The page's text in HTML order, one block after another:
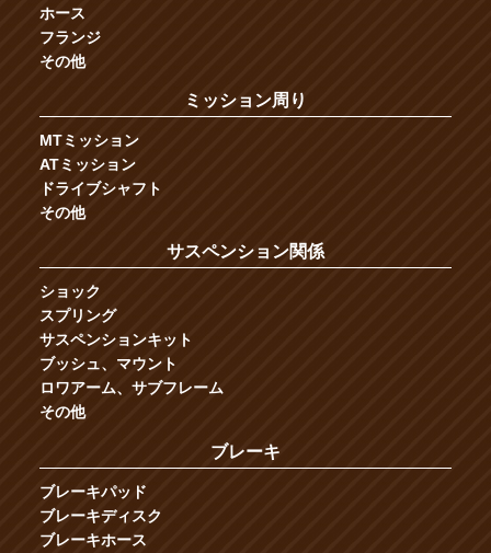
ホース
フランジ
その他
ミッション周り
MTミッション
ATミッション
ドライブシャフト
その他
サスペンション関係
ショック
スプリング
サスペンションキット
ブッシュ、マウント
ロワアーム、サブフレーム
その他
ブレーキ
ブレーキパッド
ブレーキディスク
ブレーキホース